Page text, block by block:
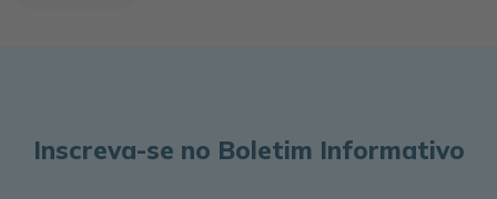
Inscreva-se no Boletim Informativo